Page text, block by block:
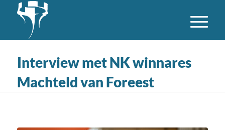
Interview met NK winnares
Machteld van Foreest